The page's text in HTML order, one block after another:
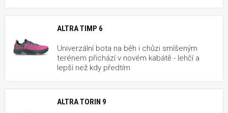
ALTRA TIMP 6
Univerzální bota na běh i chůzi smíšeným
terénem přichází v novém kabátě - lehčí a
lepší než kdy předtím
ALTRA TORIN 9